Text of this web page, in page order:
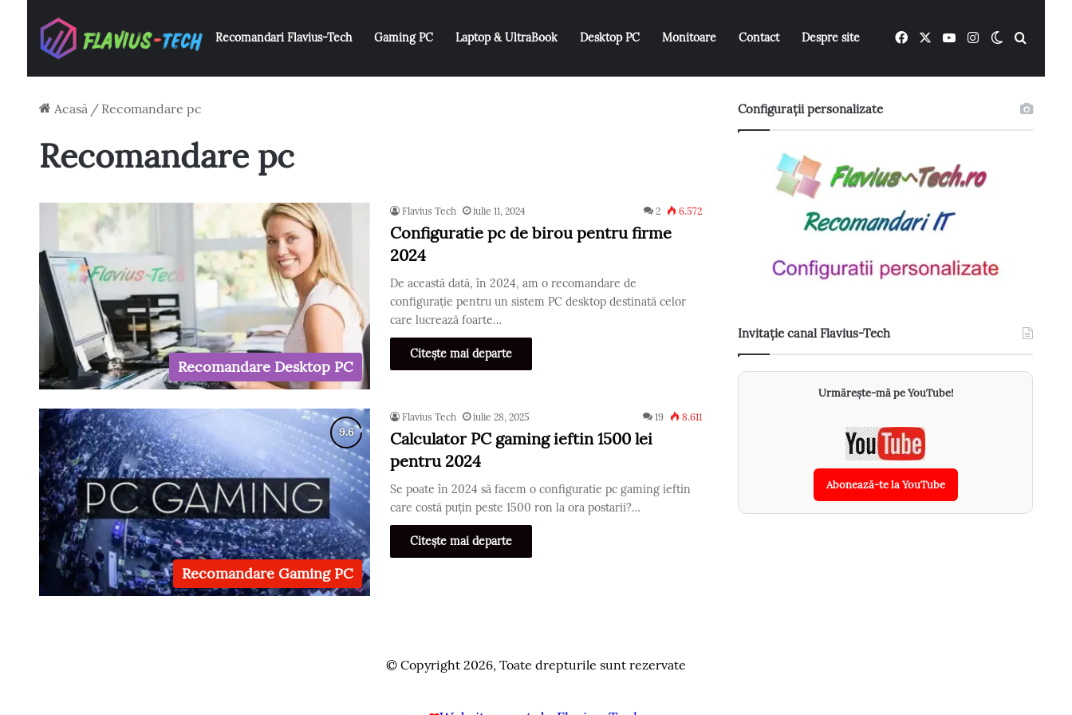
Recomandari Flavius-Tech Gaming PC Laptop & UltraBook Desktop PC Monitoare Contact Despre site FacebookYouTubeInstagramSwitch skin
Acasă / Recomandare pc
Recomandare pc
Recomandare Desktop PC
Flavius Tech iulie 11, 2024 2 6.572
Configuratie pc de birou pentru firme
2024
De această dată, în 2024, am o recomandare de
configurație pentru un sistem PC desktop destinată celor
care lucrează foarte…
Citește mai departe
Recomandare Gaming PC
Flavius Tech iulie 28, 2025 19 8.611
Calculator PC gaming ieftin 1500 lei
pentru 2024
Se poate în 2024 să facem o configuratie pc gaming ieftin
care costă puțin peste 1500 ron la ora postarii?…
Citește mai departe
Configurații personalizate
Invitație canal Flavius-Tech
Urmărește-mă pe YouTube!
Abonează-te la YouTube
© Copyright 2026, Toate drepturile sunt rezervate